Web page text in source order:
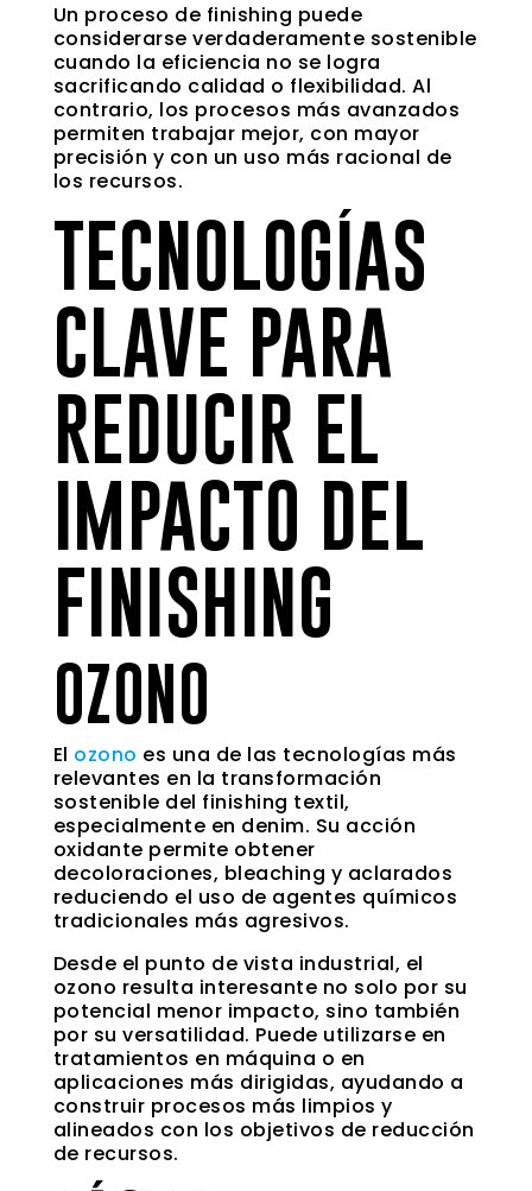
Un proceso de finishing puede
considerarse verdaderamente sostenible
cuando la eficiencia no se logra
sacrificando calidad o flexibilidad. Al
contrario, los procesos más avanzados
permiten trabajar mejor, con mayor
precisión y con un uso más racional de
los recursos.
TECNOLOGÍAS
CLAVE PARA
REDUCIR EL
IMPACTO DEL
FINISHING
OZONO
El ozono es una de las tecnologías más
relevantes en la transformación
sostenible del finishing textil,
especialmente en denim. Su acción
oxidante permite obtener
decoloraciones, bleaching y aclarados
reduciendo el uso de agentes químicos
tradicionales más agresivos.
Desde el punto de vista industrial, el
ozono resulta interesante no solo por su
potencial menor impacto, sino también
por su versatilidad. Puede utilizarse en
tratamientos en máquina o en
aplicaciones más dirigidas, ayudando a
construir procesos más limpios y
alineados con los objetivos de reducción
de recursos.